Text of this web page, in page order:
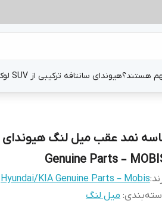
هستند؟هیوندای سانتافه ترکیبی از SUV لوکس و همه کاره
Genuine Parts –
Hyundai/KIA Genuine Parts – Mobis
: میل لنگ